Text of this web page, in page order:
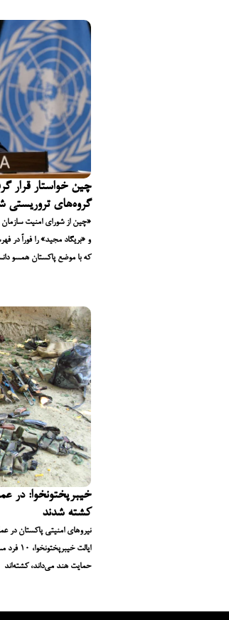
چین خواستار قرار
گروه‌های تروریستی
چین از شورای امنیت
که با موضع پاکستان همسو
کشته شدند
نیروهای امنیتی پاکستان در
ایالت
حمایت هند می‌داند، کشته‌اند